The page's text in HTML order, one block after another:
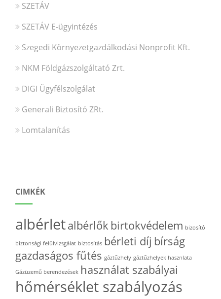
SZETÁV
SZETÁV E-ügyintézés
Szegedi Környezetgazdálkodási Nonprofit Kft.
NKM Földgázszolgáltató Zrt.
DIGI Ügyfélszolgálat
Generali Biztosító ZRt.
Lomtalanítás
CIMKÉK
albérletalbérlők birtokvédelem bizosító
biztonsági felülvizsgálat biztosítás bérleti díj bírság
gazdaságos fűtés gáztűzhely gáztűzhelyek hasznlata
Gázüzemű berendezések használat szabályai
hőmérséklet szabályozás